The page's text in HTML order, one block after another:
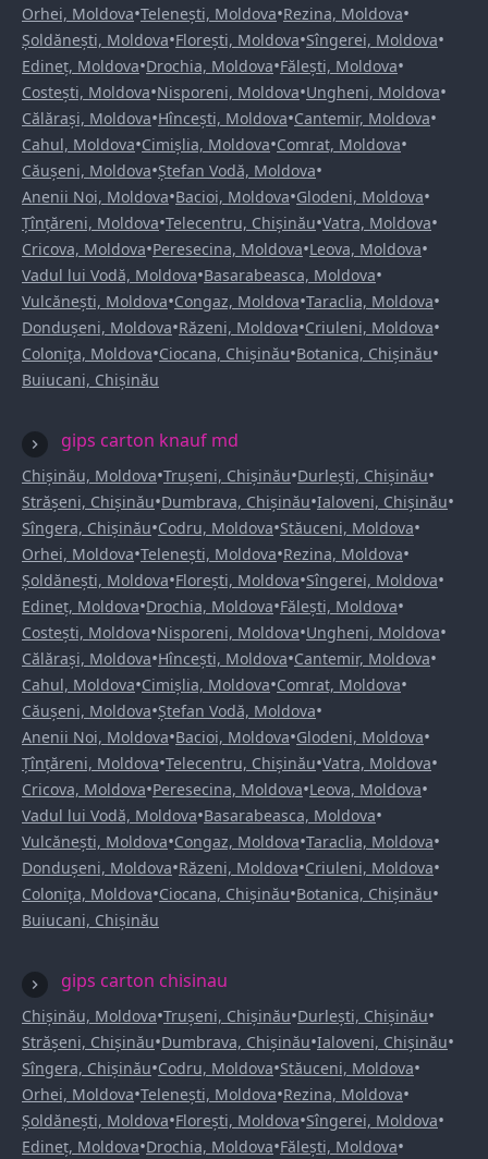
Orhei, Moldova•Telenești, Moldova•Rezina, Moldova•
Șoldănești, Moldova•Florești, Moldova•Sîngerei, Moldova•
Edineț, Moldova•Drochia, Moldova•Fălești, Moldova•
Costești, Moldova•Nisporeni, Moldova•Ungheni, Moldova•
Călărași, Moldova•Hîncești, Moldova•Cantemir, Moldova•
Cahul, Moldova•Cimișlia, Moldova•Comrat, Moldova•
Căușeni, Moldova•Ștefan Vodă, Moldova•
Anenii Noi, Moldova•Bacioi, Moldova•Glodeni, Moldova•
Țînțăreni, Moldova•Telecentru, Chișinău•Vatra, Moldova•
Cricova, Moldova•Peresecina, Moldova•Leova, Moldova•
Vadul lui Vodă, Moldova•Basarabeasca, Moldova•
Vulcănești, Moldova•Congaz, Moldova•Taraclia, Moldova•
Dondușeni, Moldova•Răzeni, Moldova•Criuleni, Moldova•
Colonița, Moldova•Ciocana, Chișinău•Botanica, Chișinău•
Buiucani, Chișinău
gips carton knauf md
Chișinău, Moldova•Trușeni, Chișinău•Durlești, Chișinău•
Strășeni, Chișinău•Dumbrava, Chișinău•Ialoveni, Chișinău•
Sîngera, Chișinău•Codru, Moldova•Stăuceni, Moldova•
Orhei, Moldova•Telenești, Moldova•Rezina, Moldova•
Șoldănești, Moldova•Florești, Moldova•Sîngerei, Moldova•
Edineț, Moldova•Drochia, Moldova•Fălești, Moldova•
Costești, Moldova•Nisporeni, Moldova•Ungheni, Moldova•
Călărași, Moldova•Hîncești, Moldova•Cantemir, Moldova•
Cahul, Moldova•Cimișlia, Moldova•Comrat, Moldova•
Căușeni, Moldova•Ștefan Vodă, Moldova•
Anenii Noi, Moldova•Bacioi, Moldova•Glodeni, Moldova•
Țînțăreni, Moldova•Telecentru, Chișinău•Vatra, Moldova•
Cricova, Moldova•Peresecina, Moldova•Leova, Moldova•
Vadul lui Vodă, Moldova•Basarabeasca, Moldova•
Vulcănești, Moldova•Congaz, Moldova•Taraclia, Moldova•
Dondușeni, Moldova•Răzeni, Moldova•Criuleni, Moldova•
Colonița, Moldova•Ciocana, Chișinău•Botanica, Chișinău•
Buiucani, Chișinău
gips carton chisinau
Chișinău, Moldova•Trușeni, Chișinău•Durlești, Chișinău•
Strășeni, Chișinău•Dumbrava, Chișinău•Ialoveni, Chișinău•
Sîngera, Chișinău•Codru, Moldova•Stăuceni, Moldova•
Orhei, Moldova•Telenești, Moldova•Rezina, Moldova•
Șoldănești, Moldova•Florești, Moldova•Sîngerei, Moldova•
Edineț, Moldova•Drochia, Moldova•Fălești, Moldova•